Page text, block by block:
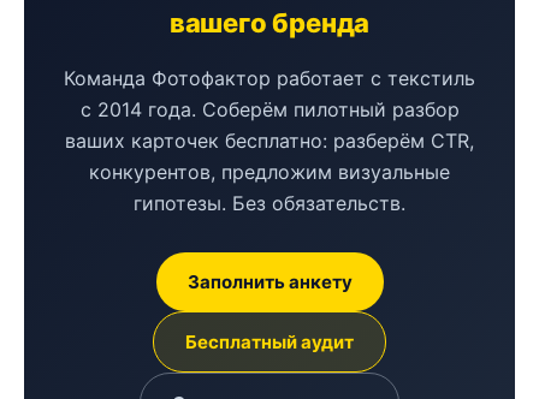
вашего бренда
Команда Фотофактор работает с текстиль
с 2014 года. Соберём пилотный разбор
ваших карточек бесплатно: разберём CTR,
конкурентов, предложим визуальные
гипотезы. Без обязательств.
Заполнить анкету
Бесплатный аудит